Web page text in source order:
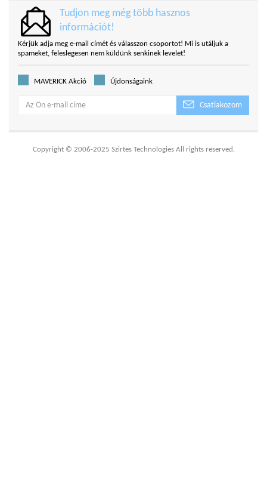
Tudjon meg még több hasznos
információt!
Kérjük adja meg e-mail címét és válasszon csoportot! Mi is utáljuk a
spameket, feleslegesen nem küldünk senkinek levelet!
MAVERICK Akció Újdonságaink
Csatlakozom
Copyright © 2006-2025 Szirtes Technologies All rights reserved.